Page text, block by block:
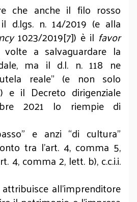
che anche il filo rosso
d.lgs. n. 14/2019 (e alla
1023/2019[7]) è il favor
a salvaguardare la
ma il d.l. n. 118 ne
reale” (e non solo
e il Decreto dirigenziale
2021 lo riempie di
e anzi “di cultura”
tra l’art. 4, comma 5,
4, comma 2, lett. b), c.c.i.i.
all’imprenditore